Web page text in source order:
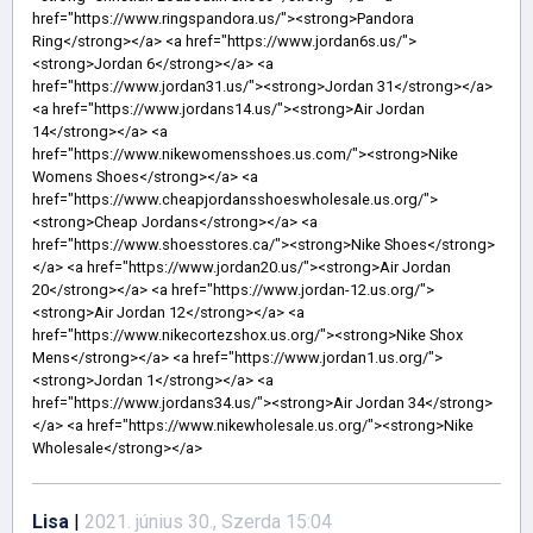
Lisa | 2021. június 30., Szerda 15:04